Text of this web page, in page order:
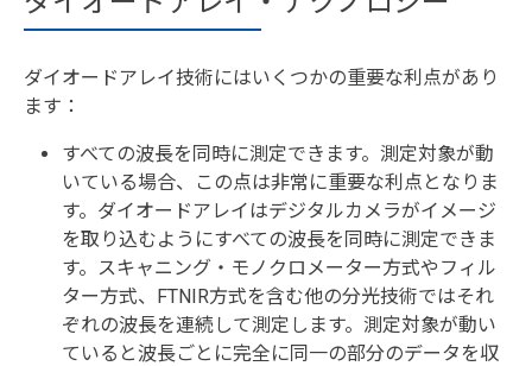
ダイオードアレイ技術にはいくつかの重要な利点があり
ます：
すべての波長を同時に測定できます。測定対象が動
いている場合、この点は非常に重要な利点となりま
す。ダイオードアレイはデジタルカメラがイメージ
を取り込むようにすべての波長を同時に測定できま
す。スキャニング・モノクロメーター方式やフィル
ター方式、FTNIR方式を含む他の分光技術ではそれ
ぞれの波長を連続して測定します。測定対象が動い
ていると波長ごとに完全に同一の部分のデータを収